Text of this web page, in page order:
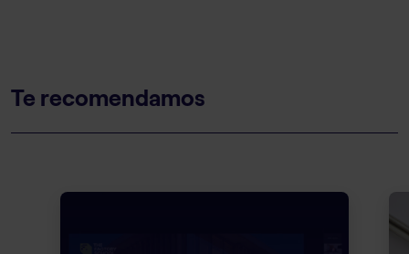
Te recomendamos